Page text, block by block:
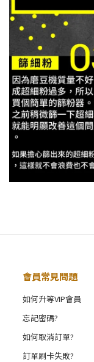
會員常見問題
如何升等VIP會員
忘記密碼?
如何取消訂單?
訂單刷卡失敗?